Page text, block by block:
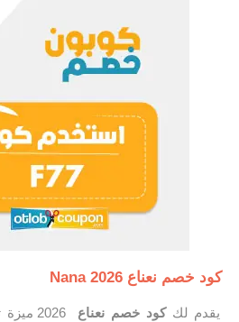
كود خصم نعناع Nana 2026
يقدم لك كود خصم نعناع